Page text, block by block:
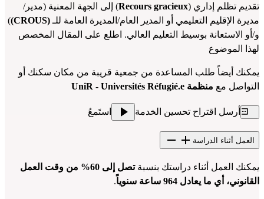
تقديم تظلم إداري (Recours gracieux) إلى الجهة المعنية (مدير/
مديرة الإقليم التعليمي أو المدير العام/المديرة العامة للـ (CROUS)
و/أو الاستعانة بوسيط التعليم العالي. اطلع على
لهذا الموضوع
التواصل مع منظمة UniR - Universités Réfugié.e
أرسل اقتراح تحسين الخدمة استَمعُ
العمل أثناء الدراسة
يمكنك العمل أثناء دراستك بنسبة
القانوني، أي ما يعادل 964 ساعة سنوياً
.